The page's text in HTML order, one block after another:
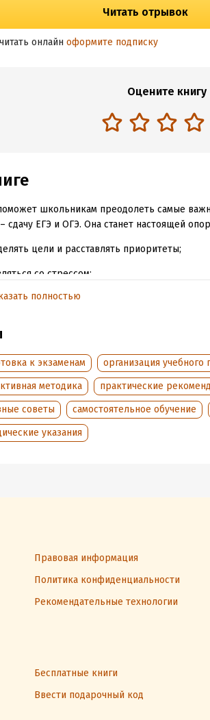
Читать отрывок
онлайн оформите подписку
Оцените книгу
школьникам преодолеть самые
сдачу ЕГЭ и ОГЭ. Она станет настоящей
цели и расставлять приоритеты;
со стрессом;
себя и свои таланты;
в вузах и проходных баллах.
амбициозные планы по сдаче экзаменов
если следовать авторским техникам,
в книге.
информация
1 января 2025
222794
ISBN
Время на
полностью
к экзаменам
организация учебного
методика
практические
советы
самостоятельное обучение
указания
Правовая информация
Политика конфиденциальности
Рекомендательные технологии
Бесплатные книги
Ввести подарочный код